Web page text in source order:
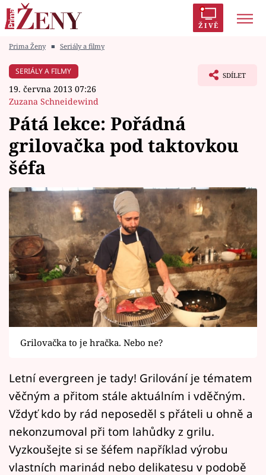
ŽIVĚ
Módní alarm
Témata
Celebrity
Vztahy
Seriály
Horoskopy
Sledujte prima+
Filmový festival Karlovy Vary
Mámy sobě
Přihlášení
Sledujte nás
Prima Ženy ■ Seriály a filmy
SERIÁLY A FILMY
19. června 2013 07:26
Zuzana Schneidewind
SDÍLET
Pátá lekce: Pořádná
grilovačka pod taktovkou
šéfa
Grilovačka to je hračka. Nebo ne?
Letní evergreen je tady! Grilování je tématem
věčným a přitom stále aktuálním i vděčným.
Vždyť kdo by rád neposeděl s přáteli u ohně a
nekonzumoval při tom lahůdky z grilu.
Vyzkoušejte si se šéfem například výrobu
vlastních marinád nebo delikatesu v podobě